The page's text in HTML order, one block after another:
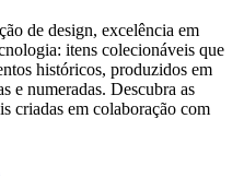
de design, excelência em
itens colecionáveis ​​que
históricos, produzidos em
e numeradas. Descubra as
criadas em colaboração com